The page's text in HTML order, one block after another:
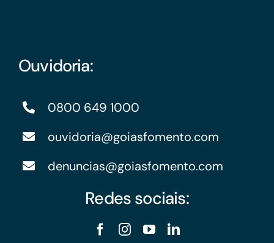
Ouvidoria:
0800 649 1000
ouvidoria@goiasfomento.com
denuncias@goiasfomento.com
Redes sociais: